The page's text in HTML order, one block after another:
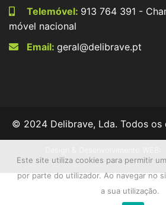
Telemóvel: 913 764 391 -
móvel nacional
Email: geral@delibrave.pt
© 2024 Delibrave, Lda. Todos os
Este site utiliza cookies para permitir
por parte do utilizador. Ao navegar no
a sua utilização.